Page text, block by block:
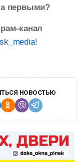
первыми?
канал
!
новостью